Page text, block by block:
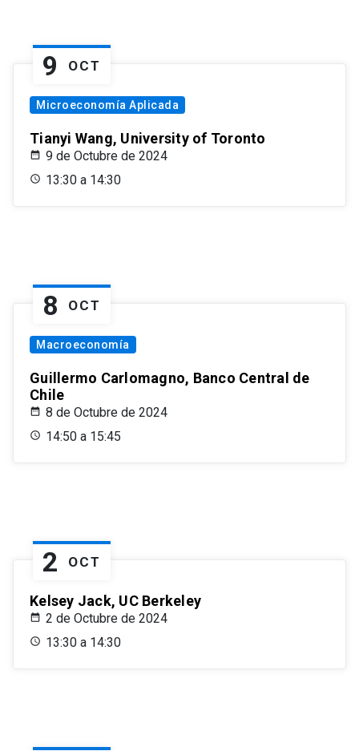
9 OCT
Microeconomía Aplicada
Tianyi Wang, University of Toronto
9 de Octubre de 2024
13:30 a 14:30
8 OCT
Macroeconomía
Guillermo Carlomagno, Banco Central de
Chile
8 de Octubre de 2024
14:50 a 15:45
2 OCT
Kelsey Jack, UC Berkeley
2 de Octubre de 2024
13:30 a 14:30